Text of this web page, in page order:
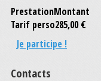
PrestationMontant
Tarif perso285,00 €
Je participe !
Contacts